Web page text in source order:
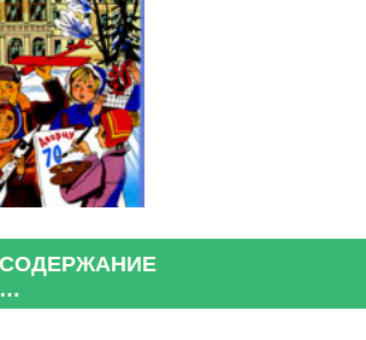
СОДЕРЖАНИЕ
…